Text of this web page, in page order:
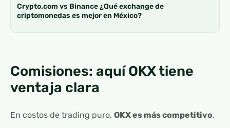
Crypto.com vs Binance ¿Qué exchange de
criptomonedas es mejor en México?
Comisiones: aquí OKX tiene
ventaja clara
En costos de trading puro, OKX es más competitivo.